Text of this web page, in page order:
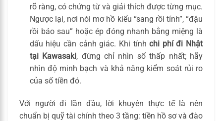
rõ ràng, có chứng từ và giải thích được từng mục.
Ngược lại, nơi nói mơ hồ kiểu “sang rồi tính”, “đậu
rồi báo sau” hoặc ép đóng nhanh bằng miệng là
dấu hiệu cần cảnh giác. Khi tínhchi phí đi Nhật
tại Kawasaki, đừng chỉ nhìn số thấp nhất; hãy
nhìn độ minh bạch và khả năng kiểm soát rủi ro
của số tiền đó.
Với người đi lần đầu, lời khuyên thực tế là nên
chuẩn bị quỹ tài chính theo 3 tầng: tiền hồ sơ và đào